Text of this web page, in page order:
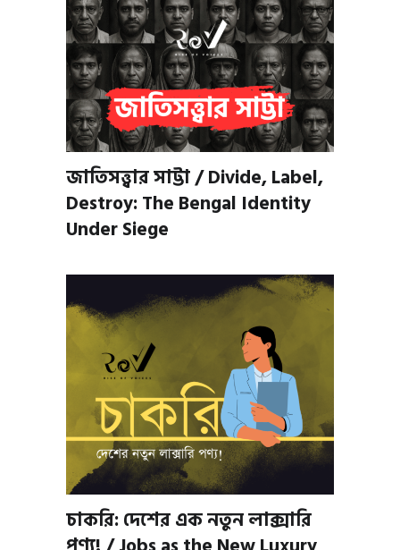
জাতিসত্ত্বার সাট্টা / Divide, Label,
Destroy: The Bengal Identity
Under Siege
চাকরি: দেশের এক নতুন লাক্সারি